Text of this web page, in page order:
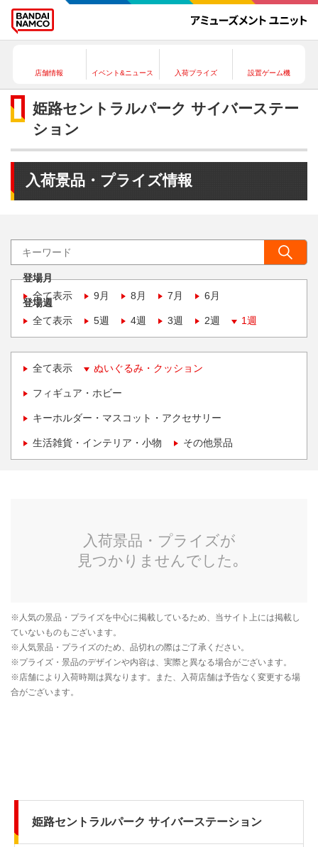
店舗情報 イベント&ニュース 入荷プライズ 設置ゲーム機
姫路セントラルパーク サイバーステー
ション
入荷景品・プライズ情報
登場月
全て表示
9月 8月 7月 6月
登場週
全て表示
5週 4週 3週 2週 1週
全て表示 ぬいぐるみ・クッション
フィギュア・ホビー
キーホルダー・マスコット・アクセサリー
生活雑貨・インテリア・小物 その他景品
姫路セントラルパーク サイバーステーション